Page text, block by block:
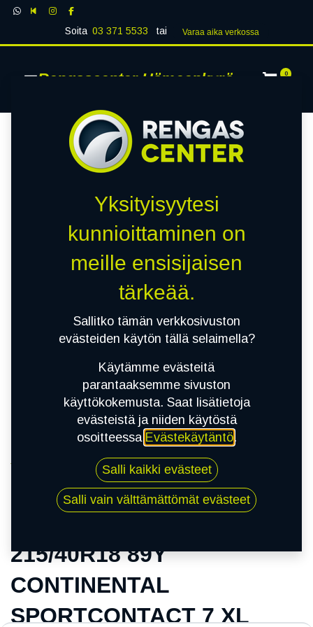
Soita 03 371 5533 tai Varaa aika verk​​​​ossa
Rengascenter Hämeenkyrö 0
215/40R18 89Y CONTINENTAL
SPORTCONTACT 7 XL
215/40R18 89Y
CONTINENTAL
SPORTCONTACT 7 XL
Yksityisyytesi
kunnioittaminen on
meille ensisijaisen
tärkeää.
Sallitko tämän verkkosivuston
evästeiden käytön tällä selaimella?
Käytämme evästeitä
parantaaksemme sivuston
käyttökokemusta. Saat lisätietoja
evästeistä ja niiden käytöstä
osoitteessa Evästekäytäntö.
Salli kaikki evästeet
Salli vain välttämättömät evästeet